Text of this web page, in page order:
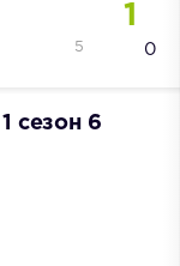
1
0
5
сезон 6